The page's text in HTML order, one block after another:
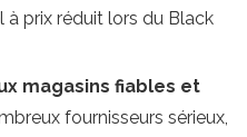
prix réduit lors du Black
magasins fiables et
fournisseurs sérieux,